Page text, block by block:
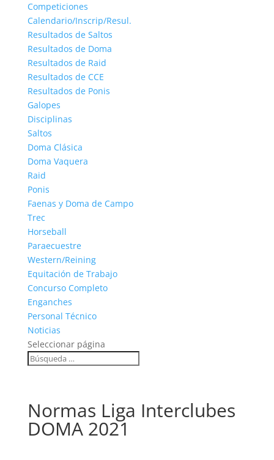
Competiciones
Calendario/Inscrip/Resul.
Resultados de Saltos
Resultados de Doma
Resultados de Raid
Resultados de CCE
Resultados de Ponis
Galopes
Disciplinas
Saltos
Doma Clásica
Doma Vaquera
Raid
Ponis
Faenas y Doma de Campo
Trec
Horseball
Paraecuestre
Western/Reining
Equitación de Trabajo
Concurso Completo
Enganches
Personal Técnico
Noticias
Seleccionar página
Normas Liga Interclubes
DOMA 2021